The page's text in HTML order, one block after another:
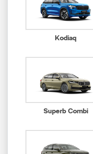
Kodiaq
Superb Combi